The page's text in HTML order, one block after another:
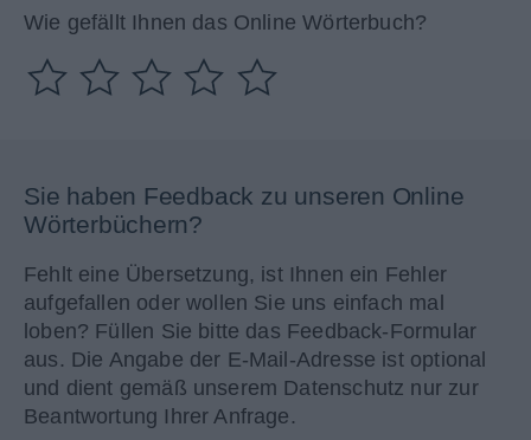
Wie gefällt Ihnen das Online Wörterbuch?
Sie haben Feedback zu unseren Online
Wörterbüchern?
Fehlt eine Übersetzung, ist Ihnen ein Fehler
aufgefallen oder wollen Sie uns einfach mal
loben? Füllen Sie bitte das Feedback-Formular
aus. Die Angabe der E-Mail-Adresse ist optional
und dient gemäß unserem Datenschutz nur zur
Beantwortung Ihrer Anfrage.